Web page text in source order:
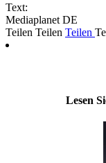
Text:
Mediaplanet DE
Teilen Teilen Teilen
Lesen